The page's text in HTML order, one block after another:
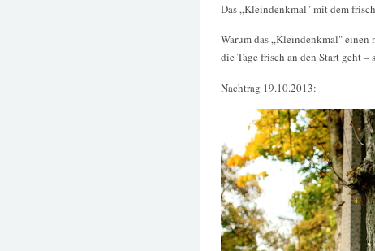
Das „Kleindenkmal" mit dem
Warum das „Kleindenkmal" einen
die Tage frisch an den Start geht
Nachtrag 19.10.2013: